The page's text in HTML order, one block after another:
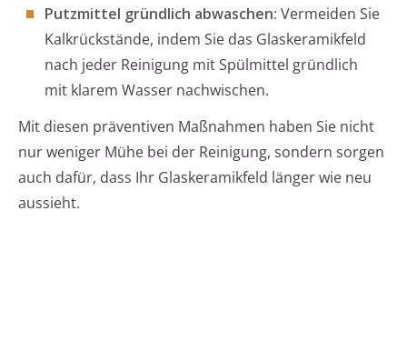
Putzmittel gründlich abwaschen: Vermeiden Sie
Kalkrückstände, indem Sie das Glaskeramikfeld
nach jeder Reinigung mit Spülmittel gründlich
mit klarem Wasser nachwischen.
Mit diesen präventiven Maßnahmen haben Sie nicht
nur weniger Mühe bei der Reinigung, sondern sorgen
auch dafür, dass Ihr Glaskeramikfeld länger wie neu
aussieht.